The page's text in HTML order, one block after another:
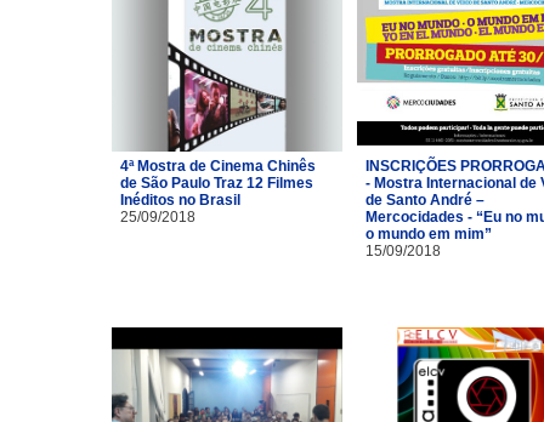
4ª Mostra de Cinema Chinês
de São Paulo Traz 12 Filmes
Inéditos no Brasil
25/09/2018
INSCRIÇÕES
- Mostra Internacional de
de Santo André –
Mercocidades - “Eu no
o mundo em mim”
15/09/2018